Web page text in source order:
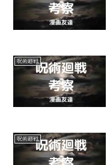
呪術廻戦
呪術廻戦